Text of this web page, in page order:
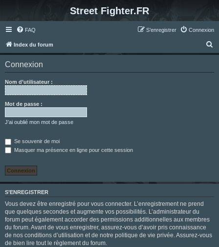
Street Fighter.FR
FAQ Connexion
S’enregistrer
Index du forum
e
Connexion
Nom d’utilisateur :
Mot de passe :
J’ai oublié mon mot de passe
Se souvenir de moi
Masquer ma présence en ligne pour cette session
S’ENREGISTRER
Vous devez être enregistré pour vous connecter. L’enregistrement ne prend
que quelques secondes et augmente vos possibilités. L’administrateur du
forum peut également accorder des permissions additionnelles aux membres
du forum. Avant de vous enregistrer, assurez-vous d’avoir pris connaissance
de nos conditions d’utilisation et de notre politique de vie privée. Assurez-vous
de bien lire tout le règlement du forum.